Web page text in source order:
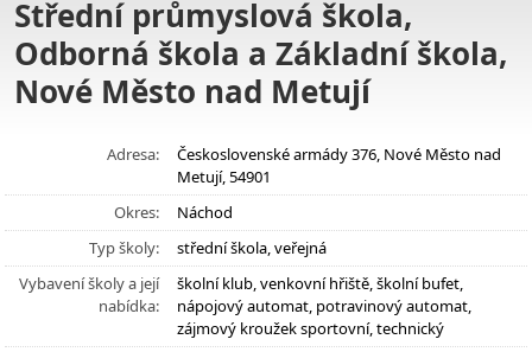
Střední průmyslová škola,
Odborná škola a Základní škola,
Nové Město nad Metují
Adresa:
Československé armády 376, Nové Město nad
Metují, 54901
Okres:
Náchod
Typ školy:
střední škola, veřejná
Vybavení školy a její
nabídka:
školní klub, venkovní hřiště, školní bufet,
nápojový automat, potravinový automat,
zájmový kroužek sportovní, technický